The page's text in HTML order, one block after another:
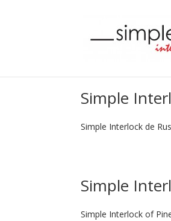
Simple
Simple Interlock de
Simple
Simple Interlock of